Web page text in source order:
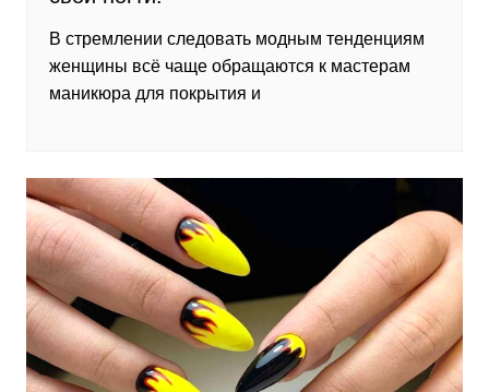
В стремлении следовать модным тенденциям
женщины всё чаще обращаются к мастерам
маникюра для покрытия и